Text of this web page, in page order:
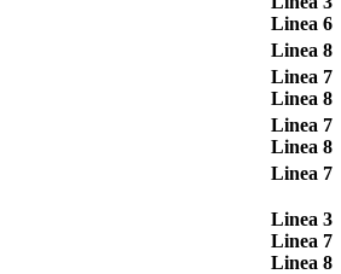
Linea 6
Linea 8
Linea 7
Linea 8
Linea 7
Linea 8
Linea 7
Linea 3
Linea 7
Linea 8